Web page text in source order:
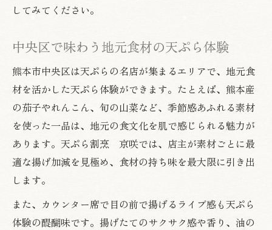
天ぷら好き注目の変わり種素材徹底解説
地元食材を活かした天ぷらの可能性
天ぷらで楽しむ新感覚の味覚体験とは
熊本らしい天ぷら素材の選び方ポイント
注目の変わり種天ぷらメニューを解説
旬の食材と天ぷらが生み出す味覚の旅
旬食材を使った天ぷらの魅力を紹介
天ぷらと旬の味覚で楽しむ食文化探訪
地元で味わう天ぷらの季節限定体験
してみてください。
中央区で味わう地元食材の天ぷら体験
熊本市中央区は天ぷらの名店が集まるエリアで、地元食
材を活かした天ぷら体験ができます。たとえば、熊本産
の茄子やれんこん、旬の山菜など、季節感あふれる素材
を使った一品は、地元の食文化を肌で感じられる魅力が
あります。天ぷら割烹 京咲では、店主が素材ごとに最
適な揚げ加減を見極め、食材の持ち味を最大限に引き出
します。
また、カウンター席で目の前で揚げるライブ感も天ぷら
体験の醍醐味です。揚げたてのサクサク感や香り、油の